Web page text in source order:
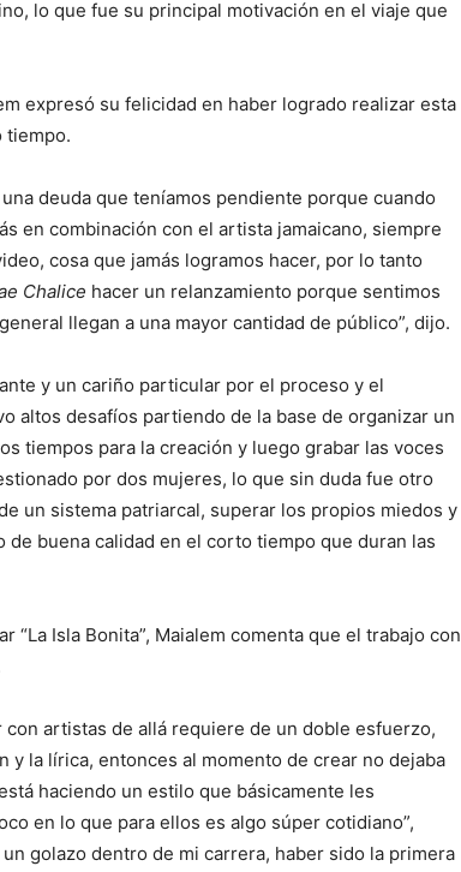
lo que fue su principal motivación en el viaje que
expresó su felicidad en haber logrado realizar esta
tiempo.
deuda que teníamos pendiente porque cuando
en combinación con el artista jamaicano, siempre
cosa que jamás logramos hacer, por lo tanto
Chalice hacer un relanzamiento porque sentimos
llegan a una mayor cantidad de público”, dijo.
y un cariño particular por el proceso y el
altos desafíos partiendo de la base de organizar un
tiempos para la creación y luego grabar las voces
por dos mujeres, lo que sin duda fue otro
un sistema patriarcal, superar los propios miedos y
buena calidad en el corto tiempo que duran las
Isla Bonita”, Maialem comenta que el trabajo con
con artistas de allá requiere de un doble esfuerzo,
y la lírica, entonces al momento de crear no dejaba
haciendo un estilo que básicamente les
en lo que para ellos es algo súper cotidiano”,
golazo dentro de mi carrera, haber sido la primera